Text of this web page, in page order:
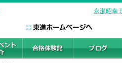
永瀬昭幸